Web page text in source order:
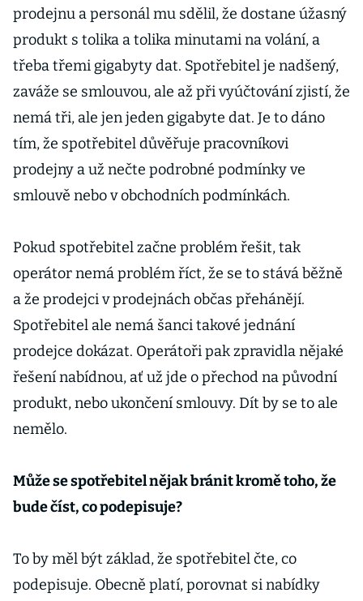
prodejnu a personál mu sdělil, že dostane úžasný
produkt s tolika a tolika minutami na volání, a
třeba třemi gigabyty dat. Spotřebitel je nadšený,
zaváže se smlouvou, ale až při vyúčtování zjistí, že
nemá tři, ale jen jeden gigabyte dat. Je to dáno
tím, že spotřebitel důvěřuje pracovníkovi
prodejny a už nečte podrobné podmínky ve
smlouvě nebo v obchodních podmínkách.
Pokud spotřebitel začne problém řešit, tak
operátor nemá problém říct, že se to stává běžně
a že prodejci v prodejnách občas přehánějí.
Spotřebitel ale nemá šanci takové jednání
prodejce dokázat. Operátoři pak zpravidla nějaké
řešení nabídnou, ať už jde o přechod na původní
produkt, nebo ukončení smlouvy. Dít by se to ale
nemělo.
Může se spotřebitel nějak bránit kromě toho, že
bude číst, co podepisuje?
To by měl být základ, že spotřebitel čte, co
podepisuje. Obecně platí, porovnat si nabídky